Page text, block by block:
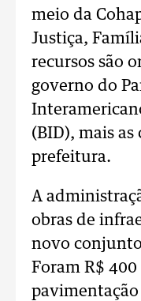
meio da
Justiça,
recursos são
governo do
(BID), mais
prefeitura.
A
obras de
novo
Foram R$